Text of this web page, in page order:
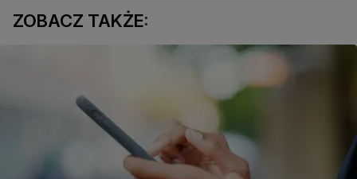
ZOBACZ TAKŻE: